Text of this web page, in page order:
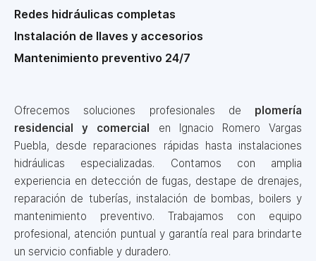
Redes hidráulicas completas
Instalación de llaves y accesorios
Mantenimiento preventivo 24/7
Ofrecemos soluciones profesionales de plomería
residencial y comercial en Ignacio Romero Vargas
Puebla, desde reparaciones rápidas hasta instalaciones
hidráulicas especializadas. Contamos con amplia
experiencia en detección de fugas, destape de drenajes,
reparación de tuberías, instalación de bombas, boilers y
mantenimiento preventivo. Trabajamos con equipo
profesional, atención puntual y garantía real para brindarte
un servicio confiable y duradero.